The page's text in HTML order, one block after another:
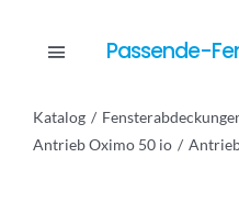
Toggle Passende-
Katalog
Antrieb Oximo 50 io